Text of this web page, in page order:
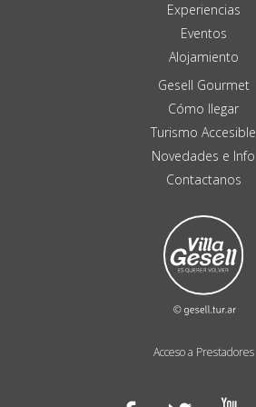
Acceso a Prestadores
Experiencias
Eventos
Alojamiento
Gesell Gourmet
Cómo llegar
Turismo Accesible
Novedades e Info
Contactanos
Facebook Twitter